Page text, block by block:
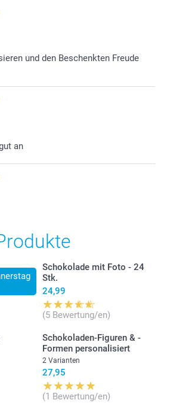
und den Beschenkten Freude
an
Schokolade mit Foto - 24
Stk.
24,99
(5 Bewertung/en)
Schokoladen-Figuren & -
Formen personalisiert
2 Varianten
27,95
(1 Bewertung/en)